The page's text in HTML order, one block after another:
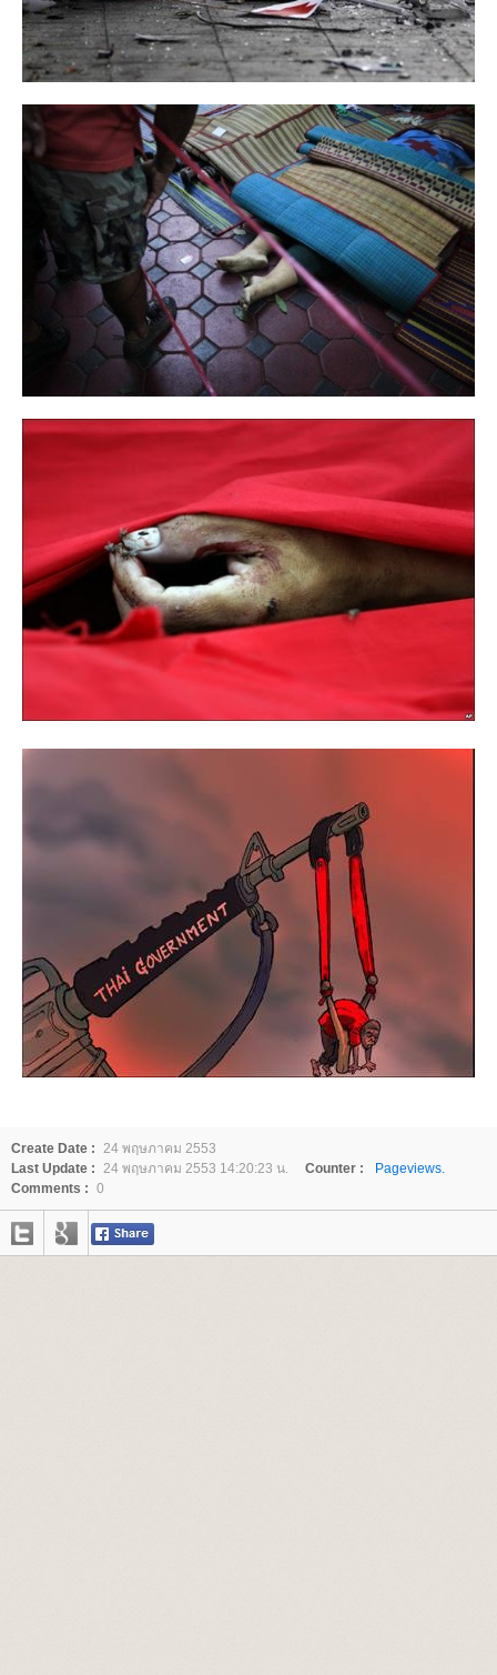
Create Date : 24 พฤษภาคม 2553
Last Update : 24 พฤษภาคม 2553 14:20:23 น. Counter :
Pageviews.
Comments : 0